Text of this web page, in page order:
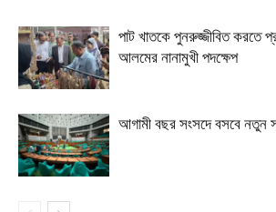
পাট খাতকে পুনরুজ্জীবিত করতে
আলমের নানামুখী পদক্ষেপ
আগামী বছর সংসদে বসবে নতুন